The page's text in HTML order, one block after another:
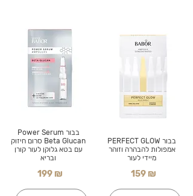
בבור Power Serum
Beta Glucan סרום חיזוק
עם בטא גלוקן לעור קורן
ובריא
199 ₪
בבור PERFECT GLOW
אמפולות להבהרה וזוהר
מיידי לעור
159 ₪